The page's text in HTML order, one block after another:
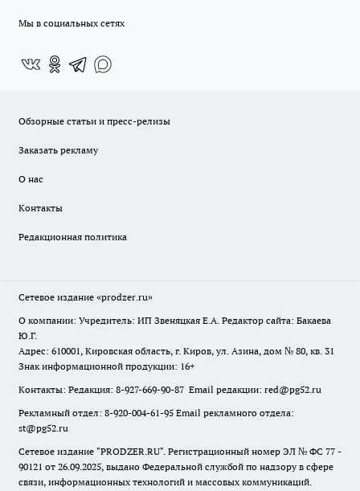
Мы в социальных сетях
Обзорные статьи и пресс-релизы
Заказать рекламу
О нас
Контакты
Редакционная политика
Сетевое издание «prodzer.ru»
О компании: Учредитель: ИП Звеняцкая Е.А. Редактор сайта: Бакаева
Ю.Г.
Адрес: 610001, Кировская область, г. Киров, ул. Азина, дом № 80, кв. 31
Знак информационной продукции: 16+
Контакты: Редакция: 8-927-669-90-87 Email редакции: red@pg52.ru
Рекламный отдел: 8-920-004-61-95 Email рекламного отдела:
st@pg52.ru
Сетевое издание "PRODZER.RU". Регистрационный номер ЭЛ № ФС 77 -
90121 от 26.09.2025, выдано Федеральной службой по надзору в сфере
связи, информационных технологий и массовых коммуникаций.